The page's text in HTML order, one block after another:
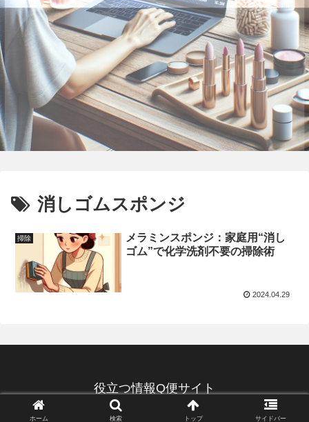
消しゴムスポンジ
掃除
メラミンスポンジ：家庭用“消し
ゴム”で化学洗剤不要の掃除術
2024.04.29
役立つ情報Q便サイト
© 2022 役立つ情報Q便サイト.
ホーム 検索 トップ サイドバー